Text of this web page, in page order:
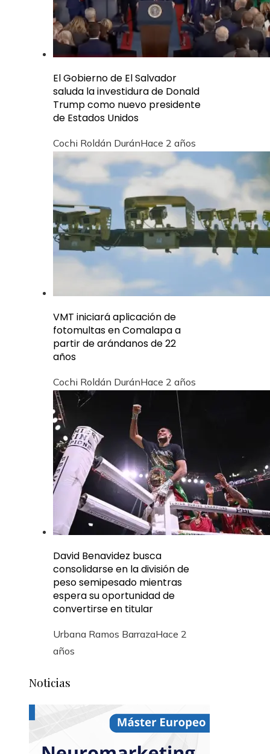
El Gobierno de El Salvador
saluda la investidura de Donald
Trump como nuevo presidente
de Estados Unidos
Cochi Roldán DuránHace 2 años
VMT iniciará aplicación de
fotomultas en Comalapa a
partir de arándanos de 22
años
Cochi Roldán DuránHace 2 años
David Benavidez busca
consolidarse en la división de
peso semipesado mientras
espera su oportunidad de
convertirse en titular
Urbana Ramos BarrazaHace 2
años
Noticias